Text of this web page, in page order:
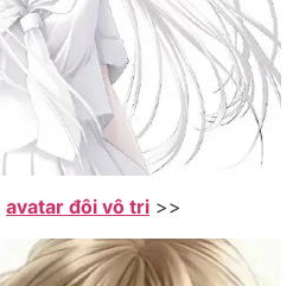
avatar đôi vô tri >>